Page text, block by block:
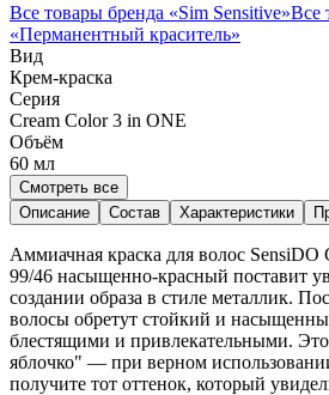
Все товары бренда «Sim Sensitive»Все
«Перманентный краситель»
Вид
Крем-краска
Серия
Cream Color 3 in ONE
Объём
60 мл
Смотреть все
Описание
Состав Характеристики
Аммиачная краска для волос SensiDO
99/46 насыщенно-красный поставит
создании образа в стиле металлик.
волосы обретут стойкий и
блестящими и привлекательными.
яблочко" — при верном
получите тот оттенок, который